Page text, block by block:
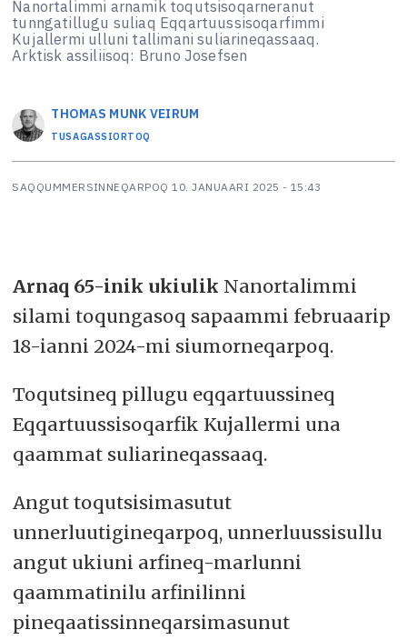
Nanortalimmi arnamik toqutsisoqarneranut
tunngatillugu suliaq Eqqartuussisoqarfimmi
Kujallermi ulluni tallimani suliarineqassaaq.
Arktisk assiliisoq: Bruno Josefsen
THOMAS MUNK VEIRUM
TUSAGASSIORTOQ
SAQQUMMERSINNEQARPOQ 10. JANUAARI 2025 - 15:43
Arnaq 65-inik ukiulik Nanortalimmi
silami toqungasoq sapaammi februaarip
18-ianni 2024-mi siumorneqarpoq.
Toqutsineq pillugu eqqartuussineq
Eqqartuussisoqarfik Kujallermi una
qaammat suliarineqassaaq.
Angut toqutsisimasutut
unnerluutigineqarpoq, unnerluussisullu
angut ukiuni arfineq-marlunni
qaammatinilu arfinilinni
pineqaatissinneqarsimasunut